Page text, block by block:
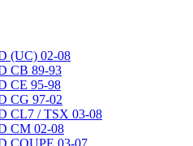
(UC) 02-08
CB 89-93
CE 95-98
CG 97-02
CL7 / TSX 03-08
CM 02-08
COUPE 03-07